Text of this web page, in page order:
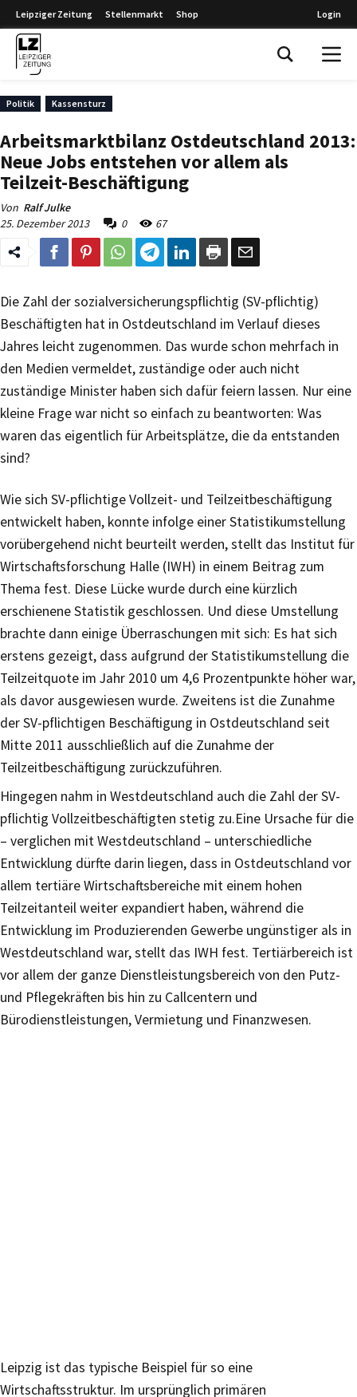
Leipziger Zeitung Stellenmarkt Shop Login
Politik Kassensturz
Arbeitsmarktbilanz Ostdeutschland 2013:
Neue Jobs entstehen vor allem als
Teilzeit-Beschäftigung
Von Ralf Julke
25. Dezember 2013
0 67
Die Zahl der sozialversicherungspflichtig (SV-pflichtig)
Beschäftigten hat in Ostdeutschland im Verlauf dieses
Jahres leicht zugenommen. Das wurde schon mehrfach in
den Medien vermeldet, zuständige oder auch nicht
zuständige Minister haben sich dafür feiern lassen. Nur eine
kleine Frage war nicht so einfach zu beantworten: Was
waren das eigentlich für Arbeitsplätze, die da entstanden
sind?
Wie sich SV-pflichtige Vollzeit- und Teilzeitbeschäftigung
entwickelt haben, konnte infolge einer Statistikumstellung
vorübergehend nicht beurteilt werden, stellt das Institut für
Wirtschaftsforschung Halle (IWH) in einem Beitrag zum
Thema fest. Diese Lücke wurde durch eine kürzlich
erschienene Statistik geschlossen. Und diese Umstellung
brachte dann einige Überraschungen mit sich: Es hat sich
erstens gezeigt, dass aufgrund der Statistikumstellung die
Teilzeitquote im Jahr 2010 um 4,6 Prozentpunkte höher war,
als davor ausgewiesen wurde. Zweitens ist die Zunahme
der SV-pflichtigen Beschäftigung in Ostdeutschland seit
Mitte 2011 ausschließlich auf die Zunahme der
Teilzeitbeschäftigung zurückzuführen.
Hingegen nahm in Westdeutschland auch die Zahl der SV-
pflichtig Vollzeitbeschäftigten stetig zu.Eine Ursache für die
– verglichen mit Westdeutschland – unterschiedliche
Entwicklung dürfte darin liegen, dass in Ostdeutschland vor
allem tertiäre Wirtschaftsbereiche mit einem hohen
Teilzeitanteil weiter expandiert haben, während die
Entwicklung im Produzierenden Gewerbe ungünstiger als in
Westdeutschland war, stellt das IWH fest. Tertiärbereich ist
vor allem der ganze Dienstleistungsbereich von den Putz-
und Pflegekräften bis hin zu Callcentern und
Bürodienstleistungen, Vermietung und Finanzwesen.
Leipzig ist das typische Beispiel für so eine
Wirtschaftsstruktur. Im ursprünglich primären